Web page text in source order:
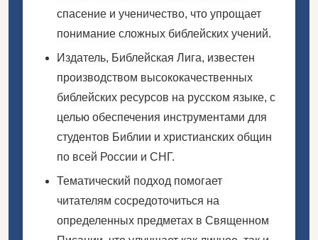
спасение и ученичество, что упрощает
понимание сложных библейских учений.
Издатель, Библейская Лига, известен
производством высококачественных
библейских ресурсов на русском языке, с
целью обеспечения инструментами для
студентов Библии и христианских общин
по всей России и СНГ.
Тематический подход помогает
читателям сосредоточиться на
определенных предметах в Священном